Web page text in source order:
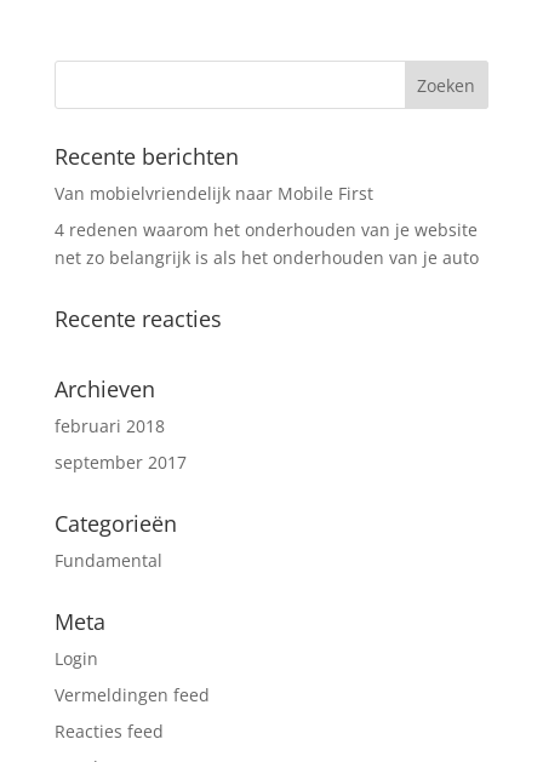
Recente berichten
Van mobielvriendelijk naar Mobile First
4 redenen waarom het onderhouden van je website
net zo belangrijk is als het onderhouden van je auto
Recente reacties
Archieven
februari 2018
september 2017
Categorieën
Fundamental
Meta
Login
Vermeldingen feed
Reacties feed